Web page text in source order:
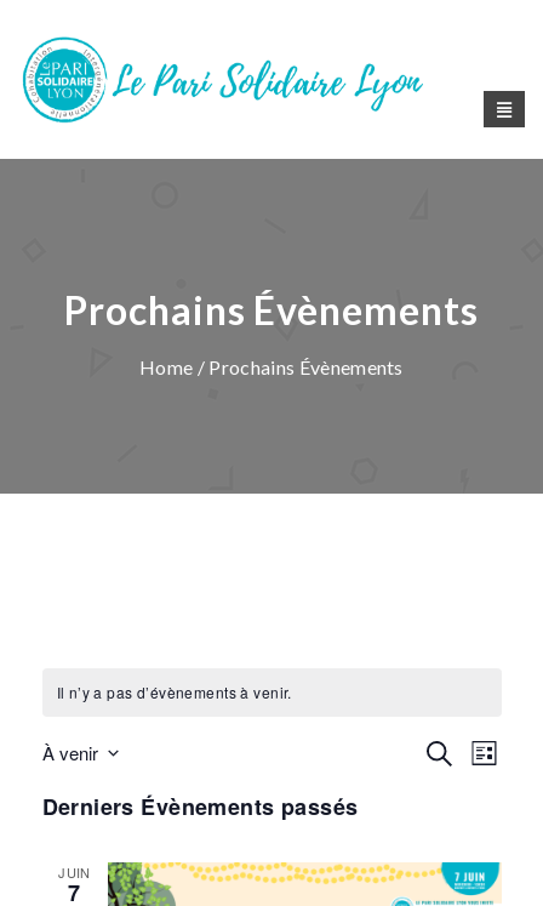
Prochains Évènements
Home / Prochains Évènements
Il n’y a pas d’évènements à venir.
de
Recherche
Liste
À venir
une
Derniers Évènements passés
JUIN
7